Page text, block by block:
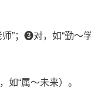
”；➌对，如“勤
“属～未来）。